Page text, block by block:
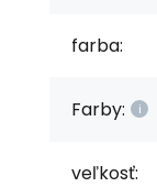
farba:
Farby:
veľkosť: